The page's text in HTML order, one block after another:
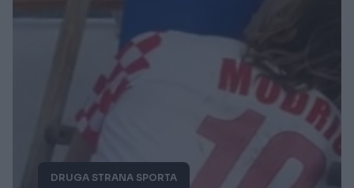
DRUGA STRANA SPORTA